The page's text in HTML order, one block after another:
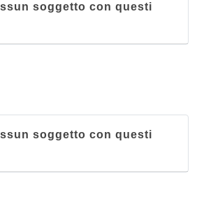
soggetto con questi
soggetto con questi